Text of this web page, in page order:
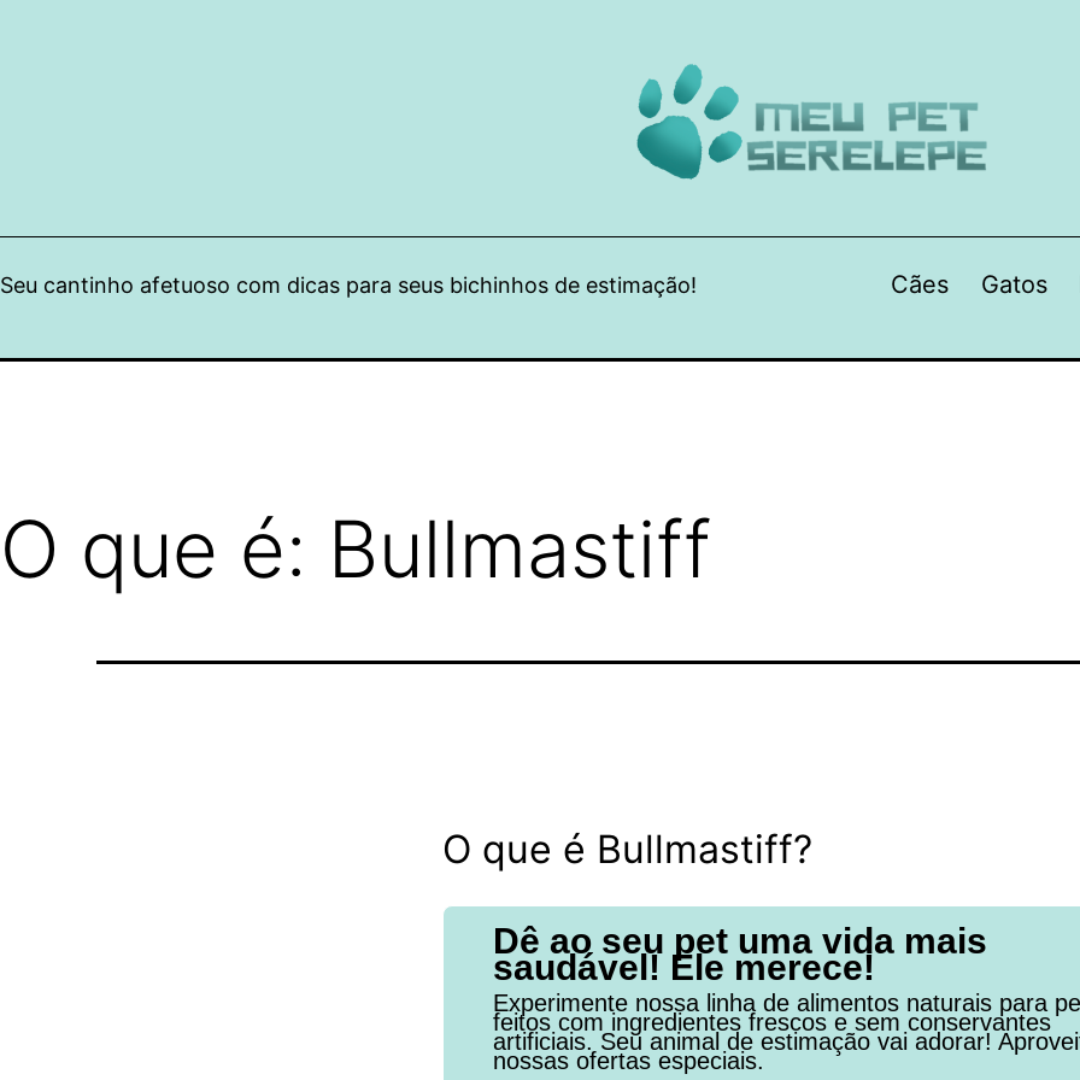
Seu cantinho afetuoso com dicas para seus bichinhos de estimação! Cães Gatos
O que é: Bullmastiff
O que é Bullmastiff?
Dê ao seu pet uma vida mais
saudável! Ele merece!
Experimente nossa linha de alimentos naturais para
feitos com ingredientes frescos e sem conservantes
artificiais. Seu animal de estimação vai adorar!
nossas ofertas especiais.